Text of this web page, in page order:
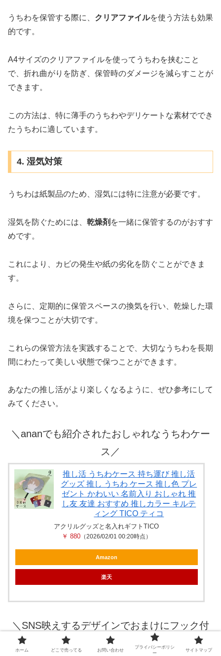
うちわを保管する際に、 クリアファイルを使う方法も効果
的です。
A4サイズのクリアファイルを使ってうちわを挟むこと
で、折れ曲がりを防ぎ、保管時のダメージを減らすことが
できます。
この方法は、特に薄手のうちわやデリケートな素材ででき
たうちわに適しています。
4. 湿気対策
うちわは紙製品のため、湿気には特に注意が必要です。
湿気を防ぐためには、 乾燥剤 を一緒に保管するのがおすす
めです。
これにより、カビの発生や紙の劣化を防ぐことができま
す。
さらに、定期的に保管スペースの換気を行い、乾燥した環
境を保つことが大切です。
これらの保管方法を実践することで、大切なうちわを長期
間にわたって美しい状態で保つことができます。
あなたの推し活がより楽しくなるように、ぜひ参考にして
みてください。
＼ananでも紹介されたおしゃれなうちわケー
ス／
推し活 うちわケース 持ち運び 推し活
グッズ 推し うちわ ケース 推し色 プレ
ゼント かわいい 名前入り おしゃれ 推
し友 友達 おすすめ 推しカラー キルテ
ィング TICO ティコ
アクリルグッズと名入れギフトTICO
￥ 880（2026/02/01 00:20時点）
Amazon
楽天
＼ SNS映えするデザインでおまけにフック付
き！壁にも飾ってたのしめる♪
ホーム どこで売ってる お問い合わせ
プライバシーポリシ
ー
サイトマップ